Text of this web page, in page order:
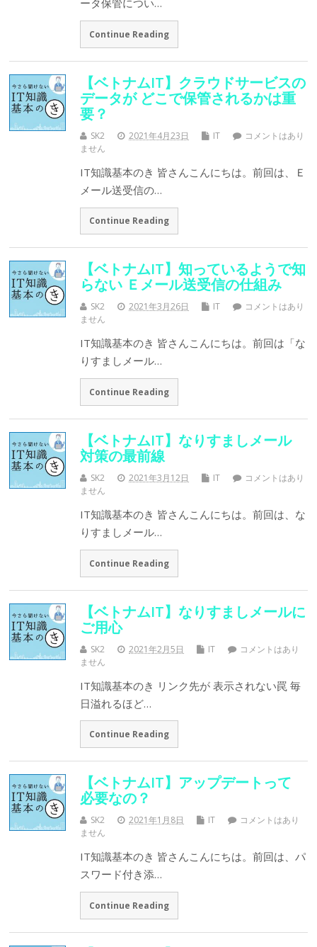
ータ保管につい…
Continue Reading
【ベトナムIT】クラウドサービスの
データが どこで保管されるかは重
要？
SK2 2021年4月23日 IT
コメントはあり
ません
IT知識基本のき 皆さんこんにちは。前回は、Ｅ
メール送受信の…
Continue Reading
【ベトナムIT】知っているようで知
らない Ｅメール送受信の仕組み
SK2 2021年3月26日 IT
コメントはあり
ません
IT知識基本のき 皆さんこんにちは。前回は「な
りすましメール…
Continue Reading
【ベトナムIT】なりすましメール
対策の最前線
SK2 2021年3月12日 IT
コメントはあり
ません
IT知識基本のき 皆さんこんにちは。前回は、な
りすましメール…
Continue Reading
【ベトナムIT】なりすましメールに
ご用心
SK2 2021年2月5日 IT
コメントはあり
ません
IT知識基本のき リンク先が 表示されない罠 毎
日溢れるほど…
Continue Reading
【ベトナムIT】アップデートって
必要なの？
SK2 2021年1月8日 IT
コメントはあり
ません
IT知識基本のき 皆さんこんにちは。前回は、パ
スワード付き添…
Continue Reading